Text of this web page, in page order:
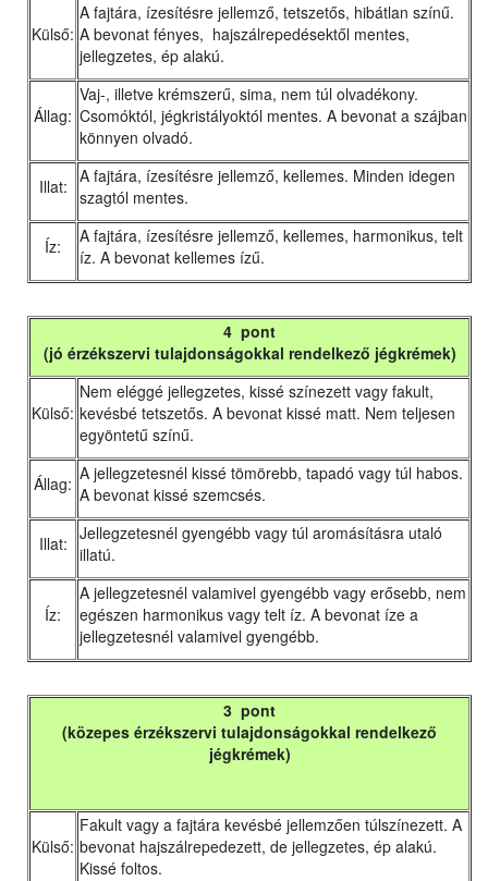
Külső:
A fajtára, ízesítésre jellemző, tetszetős, hibátlan színű.
A bevonat fényes, hajszálrepedésektől mentes,
jellegzetes, ép alakú.
Állag:
Vaj-, illetve krémszerű, sima, nem túl olvadékony.
Csomóktól, jégkristályoktól mentes. A bevonat a szájban
könnyen olvadó.
Illat: A fajtára, ízesítésre jellemző, kellemes. Minden idegen
szagtól mentes.
Íz:
A fajtára, ízesítésre jellemző, kellemes, harmonikus, telt
íz. A bevonat kellemes ízű.
4 pont
(jó érzékszervi tulajdonságokkal rendelkező jégkrémek)
Külső:
Nem eléggé jellegzetes, kissé színezett vagy fakult,
kevésbé tetszetős. A bevonat kissé matt. Nem teljesen
egyöntetű színű.
Állag: A jellegzetesnél kissé tömörebb, tapadó vagy túl habos.
A bevonat kissé szemcsés.
Illat: Jellegzetesnél gyengébb vagy túl aromásításra utaló
illatú.
Íz:
A jellegzetesnél valamivel gyengébb vagy erősebb, nem
egészen harmonikus vagy telt íz. A bevonat íze a
jellegzetesnél valamivel gyengébb.
3 pont
(közepes érzékszervi tulajdonságokkal rendelkező
jégkrémek)
Külső:
Fakult vagy a fajtára kevésbé jellemzően túlszínezett. A
bevonat hajszálrepedezett, de jellegzetes, ép alakú.
Kissé foltos.